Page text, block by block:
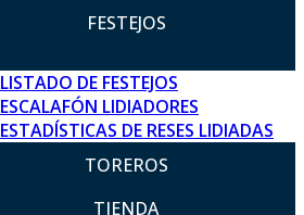
FESTEJOS
LISTADO DE FESTEJOS
ESCALAFÓN LIDIADORES
ESTADÍSTICAS DE RESES LIDIADAS
TOREROS
TIENDA